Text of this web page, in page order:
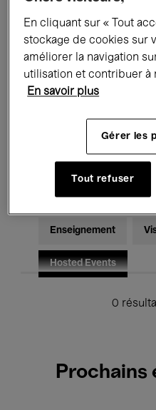
Expositions Films
Rencontres & Débats
Musique électronique
Pour tous Kids’
Enseignement
Hosted Events
0
Prochains
En cliquant sur « Tout
stockage de cookies sur
améliorer la navigation
utilisation et contribuer à
En savoir plus
Gérer les
Tout refuser